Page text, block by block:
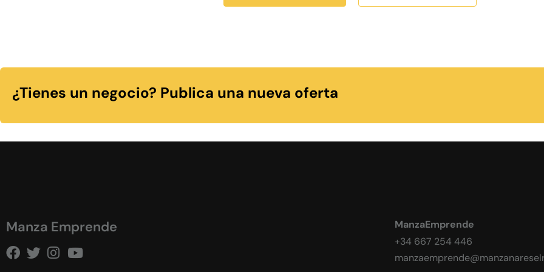
¿Tienes un negocio? Publica una nueva oferta
Manza Emprende
ManzaEmprende
+34 667 254 446